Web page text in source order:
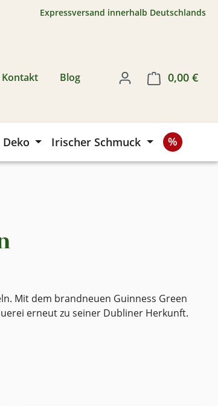
Expressversand innerhalb Deutschlands
Kontakt Blog 0,00 €
Irischer Schmuck
Mit dem brandneuen Guinness Green
erneut zu seiner Dubliner Herkunft.